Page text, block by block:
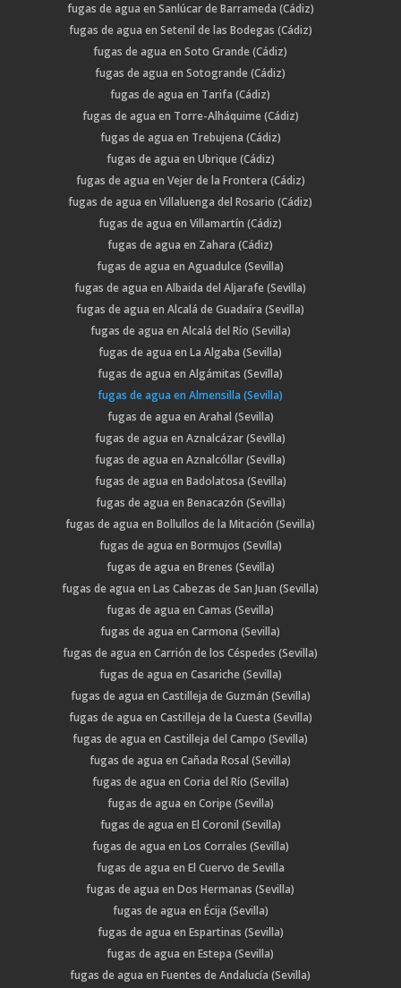
fugas de agua en Sanlúcar de Barrameda (Cádiz)
fugas de agua en Setenil de las Bodegas (Cádiz)
fugas de agua en Soto Grande (Cádiz)
fugas de agua en Sotogrande (Cádiz)
fugas de agua en Tarifa (Cádiz)
fugas de agua en Torre-Alháquime (Cádiz)
fugas de agua en Trebujena (Cádiz)
fugas de agua en Ubrique (Cádiz)
fugas de agua en Vejer de la Frontera (Cádiz)
fugas de agua en Villaluenga del Rosario (Cádiz)
fugas de agua en Villamartín (Cádiz)
fugas de agua en Zahara (Cádiz)
fugas de agua en Aguadulce (Sevilla)
fugas de agua en Albaida del Aljarafe (Sevilla)
fugas de agua en Alcalá de Guadaíra (Sevilla)
fugas de agua en Alcalá del Río (Sevilla)
fugas de agua en La Algaba (Sevilla)
fugas de agua en Algámitas (Sevilla)
fugas de agua en Almensilla (Sevilla)
fugas de agua en Arahal (Sevilla)
fugas de agua en Aznalcázar (Sevilla)
fugas de agua en Aznalcóllar (Sevilla)
fugas de agua en Badolatosa (Sevilla)
fugas de agua en Benacazón (Sevilla)
fugas de agua en Bollullos de la Mitación (Sevilla)
fugas de agua en Bormujos (Sevilla)
fugas de agua en Brenes (Sevilla)
fugas de agua en Las Cabezas de San Juan (Sevilla)
fugas de agua en Camas (Sevilla)
fugas de agua en Carmona (Sevilla)
fugas de agua en Carrión de los Céspedes (Sevilla)
fugas de agua en Casariche (Sevilla)
fugas de agua en Castilleja de Guzmán (Sevilla)
fugas de agua en Castilleja de la Cuesta (Sevilla)
fugas de agua en Castilleja del Campo (Sevilla)
fugas de agua en Cañada Rosal (Sevilla)
fugas de agua en Coria del Río (Sevilla)
fugas de agua en Coripe (Sevilla)
fugas de agua en El Coronil (Sevilla)
fugas de agua en Los Corrales (Sevilla)
fugas de agua en El Cuervo de Sevilla
fugas de agua en Dos Hermanas (Sevilla)
fugas de agua en Écija (Sevilla)
fugas de agua en Espartinas (Sevilla)
fugas de agua en Estepa (Sevilla)
fugas de agua en Fuentes de Andalucía (Sevilla)